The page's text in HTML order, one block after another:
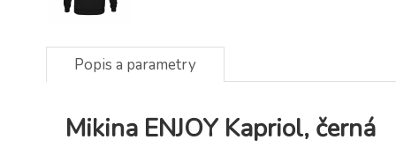
Popis a parametry
Mikina ENJOY Kapriol, černá